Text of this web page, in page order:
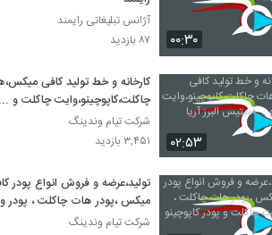
۰۰:۳۰
آژانس تبلیغاتی رایمند
۸۷ بازدید
۰۲:۵۳
کارخانه و خط تولید کافی
چاکلت،کاپوچینو،وایت چاکلت و ...
آمیتیس البرز آریا
شرکت تیام وندینگ
۳,۴۵۱ بازدید
تولید،عرضه و فروش انواع پودر
میکس ،پودر هات چاکلت ، پودر
چاکلت و پودر کاپوچینو ‏ و ...
شرکت تیام وندینگ